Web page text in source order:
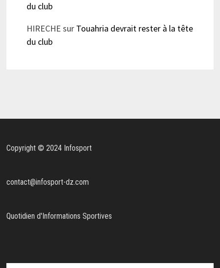
du club
HIRECHE sur Touahria devrait rester à la tête
du club
Copyright © 2024 Infosport
contact@infosport-dz.com
Quotidien d'Informations Sportives